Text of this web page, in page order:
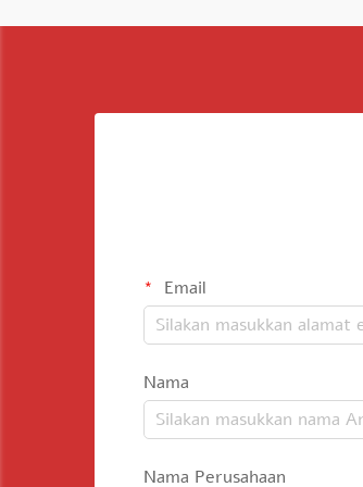
Email
Nama
Nama Perusahaan